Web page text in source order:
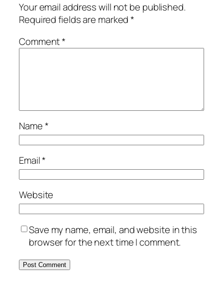
Your email address will not be published.
Required fields are marked*
Comment*
Name*
Email*
Website
Save my name, email, and website in this
browser for the next time I comment.